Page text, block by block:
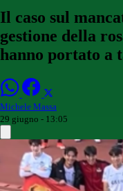
Il caso sul
gestione della
hanno portato a
Michele Massa
29 giugno - 13:05